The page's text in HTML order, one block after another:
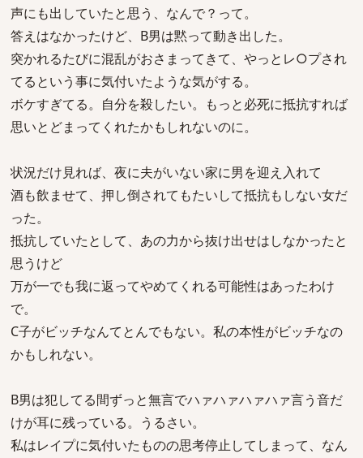
声にも出していたと思う、なんで？って。
答えはなかったけど、B男は黙って動き出した。
突かれるたびに混乱がおさまってきて、やっとレ○プされ
てるという事に気付いたような気がする。
ボケすぎてる。自分を殺したい。もっと必死に抵抗すれば
思いとどまってくれたかもしれないのに。
状況だけ見れば、夜に夫がいない家に男を迎え入れて
酒も飲ませて、押し倒されてもたいして抵抗もしない女だ
った。
抵抗していたとして、あの力から抜け出せはしなかったと
思うけど
万が一でも我に返ってやめてくれる可能性はあったわけ
で。
C子がビッチなんてとんでもない。私の本性がビッチなの
かもしれない。
B男は犯してる間ずっと無言でハァハァハァハァ言う音だ
けが耳に残っている。うるさい。
私はレイプに気付いたものの思考停止してしまって、なん